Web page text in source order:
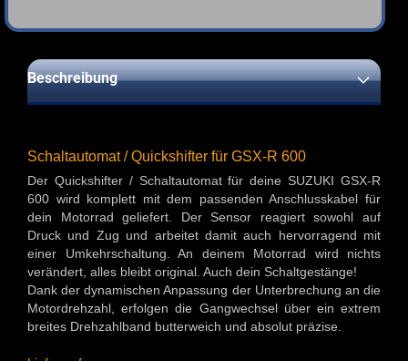
Beschreibung
Schaltautomat / Quickshifter für GSX-R 600
Der Quickshifter / Schaltautomat für deine SUZUKI GSX-R
600 wird komplett mit dem passenden Anschlusskabel für
dein Motorrad geliefert. Der Sensor reagiert sowohl auf
Druck und Zug und arbeitet damit auch hervorragend mit
einer Umkehrschaltung. An deinem Motorrad wird nichts
verändert, alles bleibt original. Auch dein Schaltgestänge!
Dank der dynamischen Anpassung der Unterbrechung an die
Motordrehzahl, erfolgen die Gangwechsel über ein extrem
breites Drehzahlband butterweich und absolut präzise.